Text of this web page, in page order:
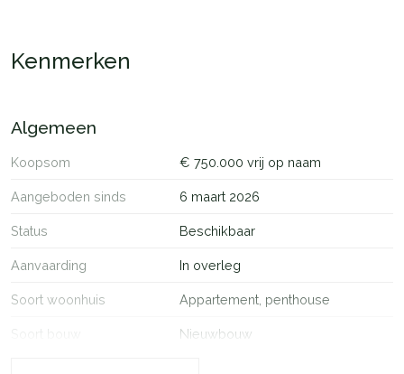
Kenmerken
Algemeen
Koopsom € 750.000 vrij op naam
Aangeboden sinds 6 maart 2026
Status Beschikbaar
Aanvaarding In overleg
Soort woonhuis Appartement, penthouse
Soort bouw Nieuwbouw